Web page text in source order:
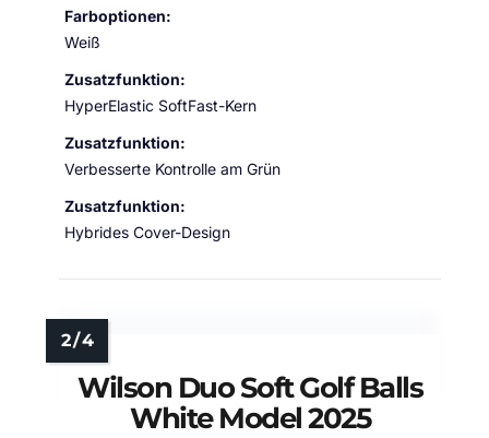
Farboptionen:
Weiß
Zusatzfunktion:
HyperElastic SoftFast-Kern
Zusatzfunktion:
Verbesserte Kontrolle am Grün
Zusatzfunktion:
Hybrides Cover-Design
Wilson Duo Soft Golf Balls
White Model 2025